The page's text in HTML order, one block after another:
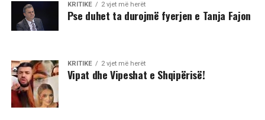
KRITIKE 2 vjet më herët
Pse duhet ta durojmë fyerjen e Tanja Fajon
KRITIKE 2 vjet më herët
Vipat dhe Vipeshat e Shqipërisë!